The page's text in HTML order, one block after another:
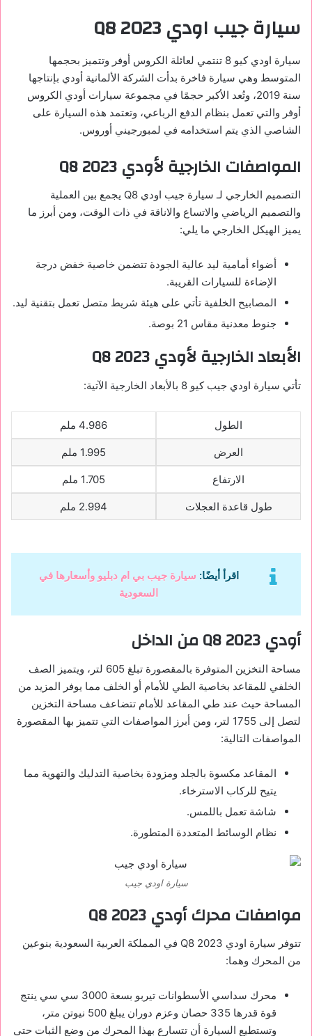
سيارة جيب اوديQ8 2023
سيارة اودي كيو 8 تنتمي لعائلة الكروس أوفر وتتميز بحجمها
المتوسط وهي سيارة فاخرة بدأت الشركة الألمانية أودي بإنتاجها
سنة 2019، وتُعد الأكبر حجمًا في مجموعة سيارات أودي الكروس
أوفر والتي تعمل بنظام الدفع الرباعي، وتعتمد هذه السيارة على
الشاصي الذي يتم استخدامه في لمبورجيني أوروس.
المواصفات الخارجية لأوديQ8 2023
التصميم الخارجي لـ سيارة جيب اودي Q8 يجمع بين العملية
والتصميم الرياضي والاتساع والاناقة في ذات الوقت، ومن أبرز ما
يميز الهيكل الخارجي ما يلي:
أضواء أمامية ليد عالية الجودة تتضمن خاصية خفض درجة
الإضاءة للسيارات القريبة.
المصابيح الخلفية تأتي على هيئة شريط متصل تعمل بتقنية ليد.
جنوط معدنية مقاس 21 بوصة.
الأبعاد الخارجية لأوديQ8 2023
تأتي سيارة اودي جيب كيو 8 بالأبعاد الخارجية الآتية:
الطول 4.986 ملم
العرض 1.995 ملم
الارتفاع 1.705 ملم
طول قاعدة العجلات 2.994 ملم
اقرأ أيضًا: سيارة جيب بي ام دبليو وأسعارها في
السعودية
أوديQ8 2023من الداخل
مساحة التخزين المتوفرة بالمقصورة تبلغ 605 لتر، ويتميز الصف
الخلفي للمقاعد بخاصية الطي للأمام أو الخلف مما يوفر المزيد من
المساحة حيث عند طي المقاعد للأمام تتضاعف مساحة التخزين
لتصل إلى 1755 لتر، ومن أبرز المواصفات التي تتميز بها المقصورة
المواصفات التالية:
المقاعد مكسوة بالجلد ومزودة بخاصية التدليك والتهوية مما
يتيح للركاب الاسترخاء.
شاشة تعمل باللمس.
نظام الوسائط المتعددة المتطورة.
سيارة اودي جيب
مواصفات محرك أوديQ8 2023
تتوفر سيارة اودي Q8 2023 في المملكة العربية السعودية بنوعين
من المحرك وهما:
محرك سداسي الأسطوانات تيربو بسعة 3000 سي سي ينتج
قوة قدرها 335 حصان وعزم دوران يبلغ 500 نيوتن متر،
وتستطيع السيارة أن تتسارع بهذا المحرك من وضع الثبات حتى